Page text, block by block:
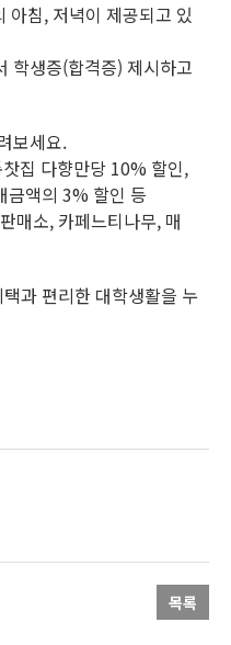
아침, 저녁이 제공되고 있
학생증(합격증) 제시하고
보세요.
집 다향만당 10% 할인,
금액의 3% 할인 등
매소, 카페느티나무, 매
과 편리한 대학생활을 누
목록